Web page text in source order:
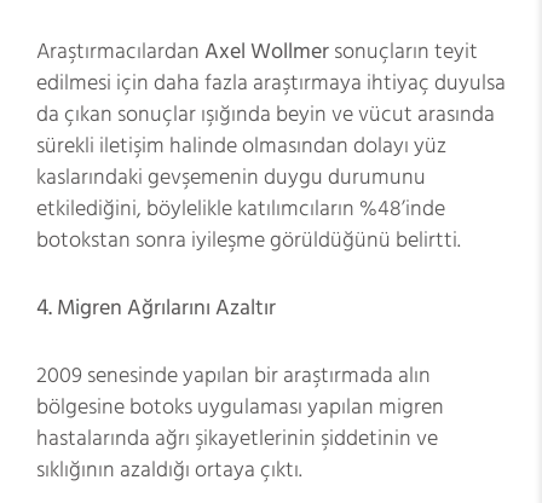
Araştırmacılardan Axel Wollmer sonuçların teyit
edilmesi için daha fazla araştırmaya ihtiyaç duyulsa
da çıkan sonuçlar ışığında beyin ve vücut arasında
sürekli iletişim halinde olmasından dolayı yüz
kaslarındaki gevşemenin duygu durumunu
etkilediğini, böylelikle katılımcıların %48’inde
botokstan sonra iyileşme görüldüğünü belirtti.
4. Migren Ağrılarını Azaltır
2009 senesinde yapılan bir araştırmada alın
bölgesine botoks uygulaması yapılan migren
hastalarında ağrı şikayetlerinin şiddetinin ve
sıklığının azaldığı ortaya çıktı.